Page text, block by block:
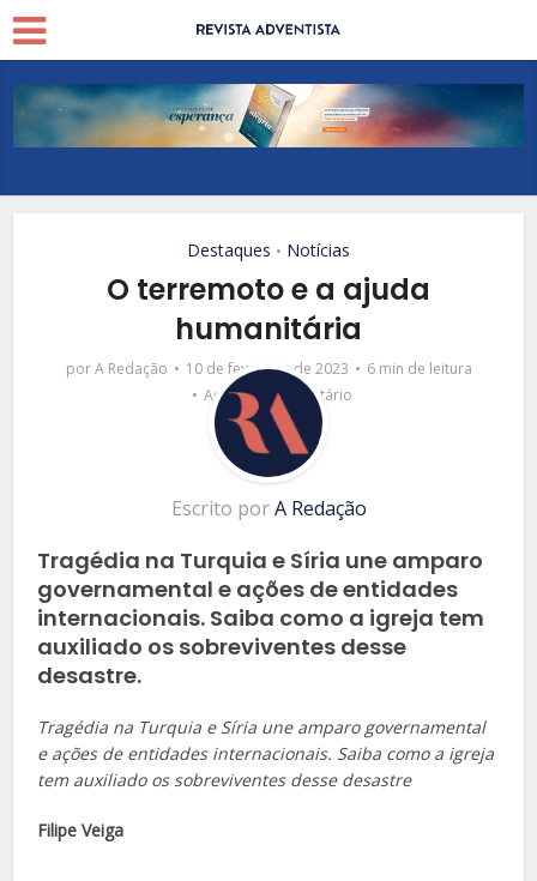
Destaques • Notícias
O terremoto e a ajuda
humanitária
por A Redação 10 de fevereiro de 2023
6 min de leitura
Adicionar comentário
Escrito porA Redação
Tragédia na Turquia e Síria une amparo
governamental e ações de entidades
internacionais. Saiba como a igreja tem
auxiliado os sobreviventes desse
desastre.
Tragédia na Turquia e Síria une amparo governamental
e ações de entidades internacionais. Saiba como a igreja
tem auxiliado os sobreviventes desse desastre
Filipe Veiga